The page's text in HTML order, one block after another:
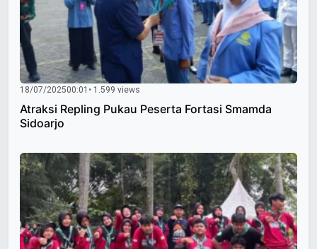
18/07/202500:01 • 1.599 views
Atraksi Repling Pukau Peserta Fortasi Smamda
Sidoarjo